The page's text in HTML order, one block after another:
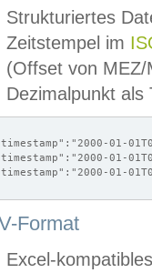
Strukturiertes
Zeitstempel im
(Offset von MEZ/
Dezimalpunkt als
01-
01-
01-
Format
Excel-